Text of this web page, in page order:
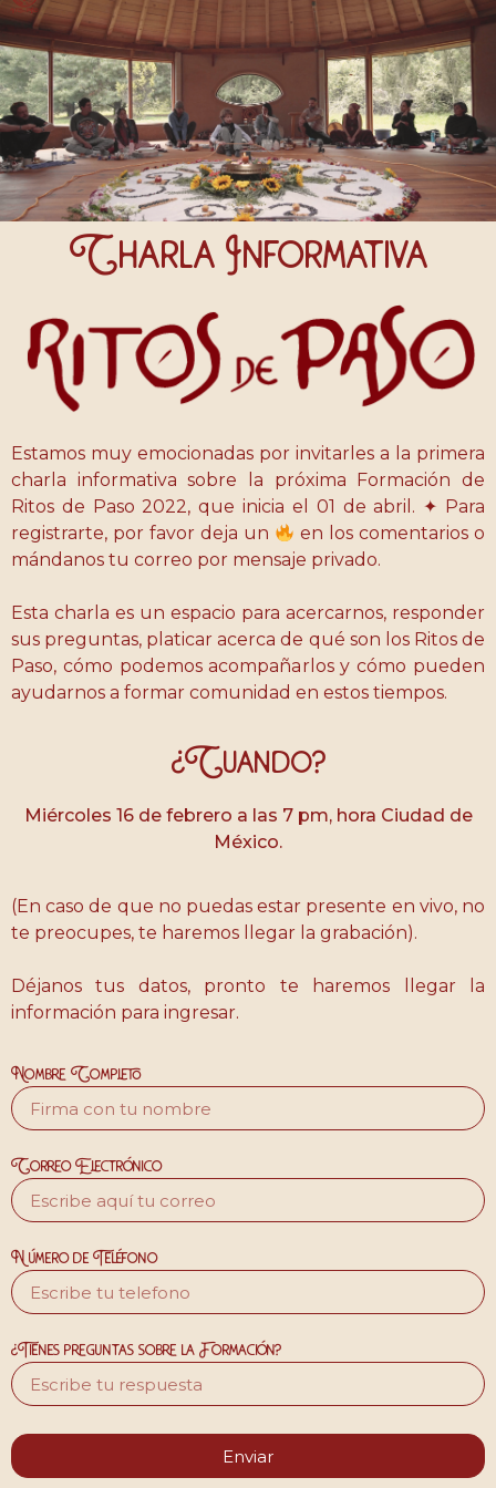
Charla Informativa
Estamos muy emocionadas por invitarles a la primera
charla informativa sobre la próxima Formación de
Ritos de Paso 2022, que inicia el 01 de abril. ✦ Para
registrarte, por favor deja un
en los comentarios o
mándanos tu correo por mensaje privado.
Esta charla es un espacio para acercarnos, responder
sus preguntas, platicar acerca de qué son los Ritos de
Paso, cómo podemos acompañarlos y cómo pueden
ayudarnos a formar comunidad en estos tiempos.
¿Cuando?
Miércoles 16 de febrero a las 7 pm, hora Ciudad de
México.
(En caso de que no puedas estar presente en vivo, no
te preocupes, te haremos llegar la grabación).
Déjanos tus datos, pronto te haremos llegar la
información para ingresar.
Nombre Completo
Correo Electrónico
Número de Teléfono
¿Tienes preguntas sobre la Formación?
Enviar